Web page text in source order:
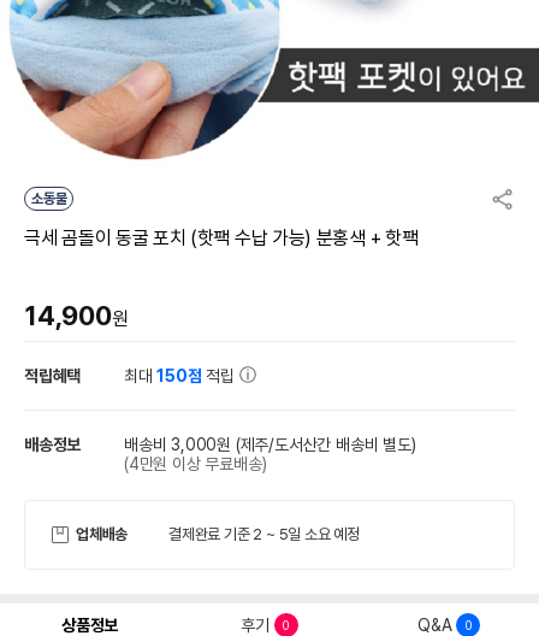
소동물
극세 곰돌이 동굴 포치 (핫팩 수납 가능) 분홍색 + 핫팩
14,900원
적립혜택 최대150점 적립
배송정보 배송비 3,000원 (제주/도서산간 배송비 별도)
(4만원 이상 무료배송)
업체배송 결제완료 기준 2 ~ 5일 소요 예정
상품정보 후기 0 Q&A 0